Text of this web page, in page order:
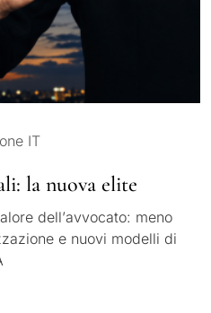
IT
la nuova elite
dell’avvocato: meno
e nuovi modelli di